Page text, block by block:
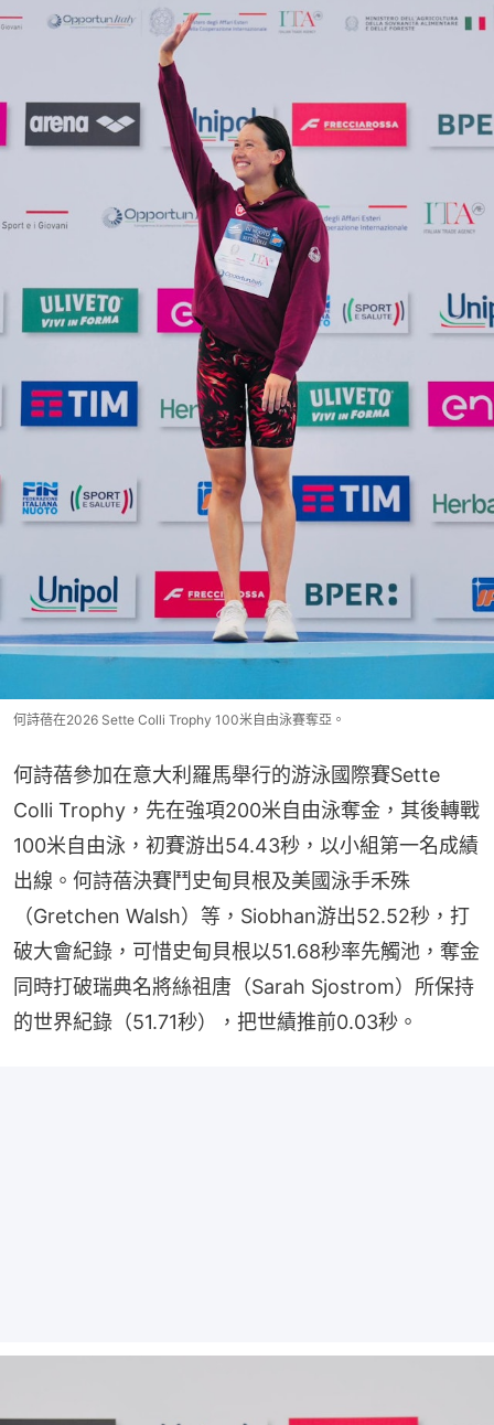
何詩蓓在2026 Sette Colli Trophy 100米自由泳賽奪亞。
何詩蓓參加在意大利羅馬舉行的游泳國際賽Sette
Colli Trophy，先在強項200米自由泳奪金，其後轉戰
100米自由泳，初賽游出54.43秒，以小組第一名成績
出線。何詩蓓決賽鬥史甸貝根及美國泳手禾殊
（Gretchen Walsh）等，Siobhan游出52.52秒，打
破大會紀錄，可惜史甸貝根以51.68秒率先觸池，奪金
同時打破瑞典名將絲祖唐（Sarah Sjostrom）所保持
的世界紀錄（51.71秒），把世績推前0.03秒。